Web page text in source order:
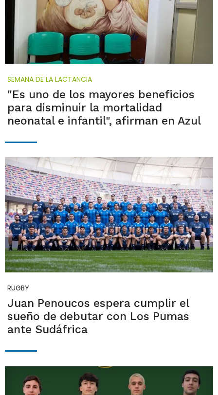
SEMANA DE LA LACTANCIA
"Es uno de los mayores beneficios
para disminuir la mortalidad
neonatal e infantil", afirman en Azul
RUGBY
Juan Penoucos espera cumplir el
sueño de debutar con Los Pumas
ante Sudáfrica